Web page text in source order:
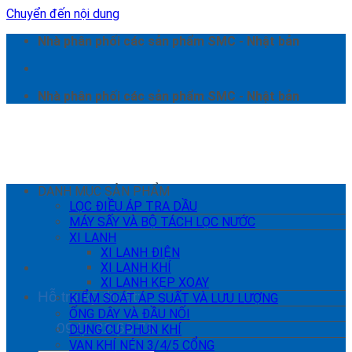
Chuyển đến nội dung
Nhà phân phối các sản phẩm SMC - Nhật bản
Nhà phân phối các sản phẩm SMC - Nhật bản
Hỗ trợ kỹ thuật:
0941 22 66 78
DANH MỤC SẢN PHẨM
LỌC ĐIỀU ÁP TRA DẦU
MÁY SẤY VÀ BỘ TÁCH LỌC NƯỚC
XI LANH
XI LANH ĐIỆN
XI LANH KHÍ
XI LANH KẸP XOAY
KIỂM SOÁT ÁP SUẤT VÀ LƯU LƯỢNG
ỐNG DÂY VÀ ĐẦU NỐI
DỤNG CỤ PHUN KHÍ
VAN KHÍ NÉN 3/4/5 CỔNG